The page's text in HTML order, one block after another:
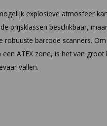
explosieve atmosfeer
prijsklassen beschikbaar,
robuuste barcode scanners.
ATEX zone, is het van groot
vallen.